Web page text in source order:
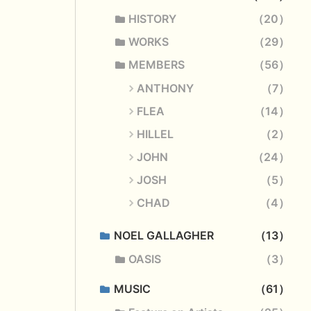
HISTORY
20
WORKS
29
MEMBERS
56
ANTHONY
7
FLEA
14
HILLEL
2
JOHN
24
JOSH
5
CHAD
4
NOEL GALLAGHER
13
OASIS
3
MUSIC
61